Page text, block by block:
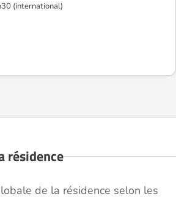
(international)
résidence
de la résidence selon les